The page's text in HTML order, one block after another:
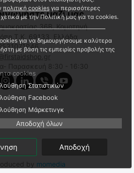
μαζί μας
36Β, Κομοτηνή
69133, Ελλάδα
Παρασκευή 8:30 - 16:30
by momedia
πολιτική cookies για περισσότερες
με την Πολιτική μας για τα cookies.
για να δημιουργήσουμε καλύτερα
με βάση τις εμπειρίες προβολής της
cookies
Στατιστικών
Facebook
Μάρκετινγκ
Αποδοχή όλων
Αποδοχή